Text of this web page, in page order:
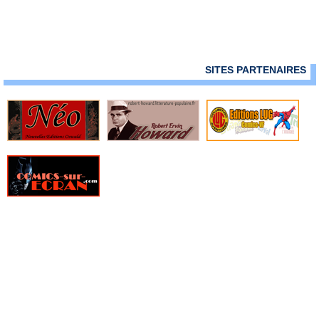
› Ether - Tome 1 - L'assassin de la flamme d'or
› Gideon Falls - Tome 1 - La grange noire
› Saga - Tome 9
› Southern Bastards 4 - Du fond des tripes
› I hate fairyland tome 4 - La pire contre-attaque
› Moonshine - Tome 2
› Black hammer présente : doctor star & le royaume des lendemain
perdus
› Black monday murders - Tome 2 - Une livre de chair
SITES PARTENAIRES